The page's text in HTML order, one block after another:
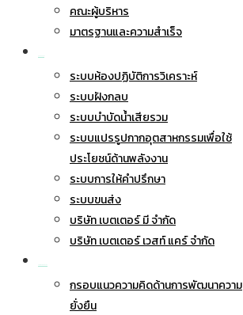
คณะผู้บริหาร
มาตรฐานและความสำเร็จ
ระบบห้องปฏิบัติการวิเคราะห์
ระบบฝังกลบ
ระบบบำบัดน้ำเสียรวม
ระบบแปรรูปกากอุตสาหกรรมเพื่อใช้
ประโยชน์ด้านพลังงาน
ระบบการให้คำปรึกษา
ระบบขนส่ง
บริษัท เบตเตอร์ มี จำกัด
บริษัท เบตเตอร์ เวสท์ แคร์ จำกัด
กรอบแนวความคิดด้านการพัฒนาความ
ยั่งยืน